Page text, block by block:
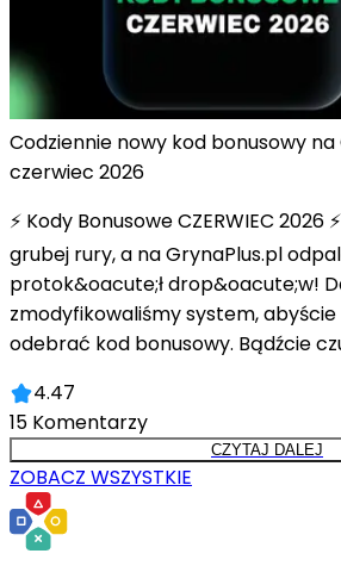
Codziennie nowy kod bonusowy na
czerwiec 2026
⚡ Kody Bonusowe CZERWIEC 2026
grubej rury, a na GrynaPlus.pl
protok&oacute;ł drop&oacute;w!
zmodyfikowaliśmy system,
odebrać kod bonusowy. Bądźcie
4.47
15 Komentarzy
CZYTAJ DALEJ
ZOBACZ WSZYSTKIE